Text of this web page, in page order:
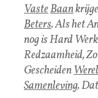
VasteBaan
Beters. Als het
nog is Hard
Redzaamheid,
Gescheiden
Samenleving.